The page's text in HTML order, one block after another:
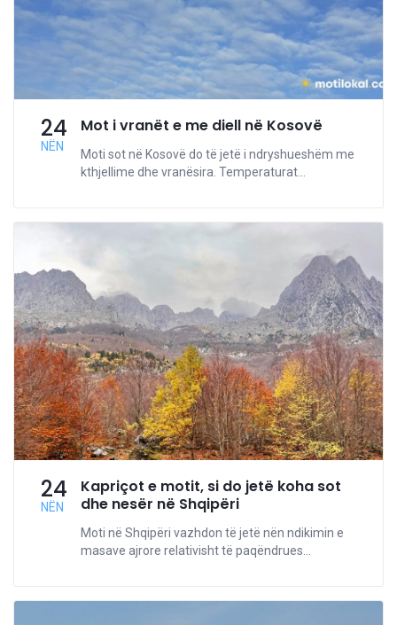
24
NËN
Mot i vranët e me diell në Kosovë
Moti sot në Kosovë do të jetë i ndryshueshëm me
kthjellime dhe vranësira. Temperaturat...
24
NËN
Kapriçot e motit, si do jetë koha sot
dhe nesër në Shqipëri
Moti në Shqipëri vazhdon të jetë nën ndikimin e
masave ajrore relativisht të paqëndrues...